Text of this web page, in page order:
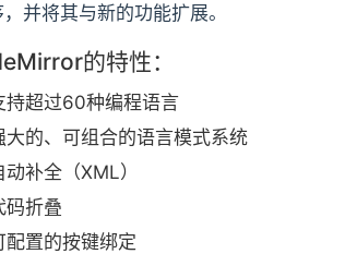
，并将其与新的功能扩展。
项目网站：
的特性：
持超过60种编程语言
大的、可组合的语言模式系统
动补全（XML）
码折叠
配置的按键绑定